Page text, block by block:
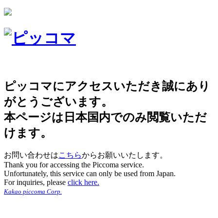
ピッコマにアクセスいただき誠にあり
がとうございます。
本ページは日本国内でのみ閲覧いただ
けます。
お問い合わせはこちらからお願いいたします。
Thank you for accessing the Piccoma service.
Unfortunately, this service can only be used from Japan.
For inquiries, please click here.
Kakao piccoma Corp.